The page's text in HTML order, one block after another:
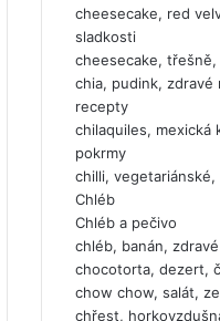
cheesecake, red
sladkosti
cheesecake,
chia, pudink,
recepty
chilaquiles, mexická
pokrmy
chilli,
Chléb
Chléb a pečivo
chléb, banán,
chocotorta, dezert,
chow chow, salát,
chřest,